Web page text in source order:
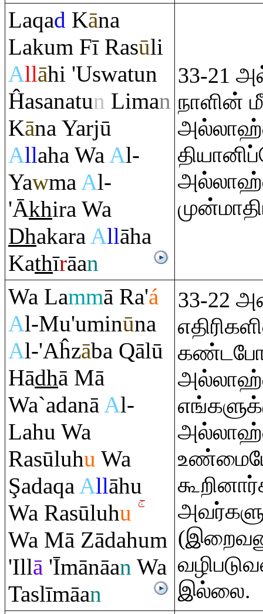
Laqad Kāna
Lakum Fī Rasūli
Allāhi 'Uswatun
Ĥasanatun Liman
Kāna Yarjū
Allaha WaAl-
YawmaAl-
'Ākhira Wa
DhakaraAllāha
Kathīrāan
33-21
நாளின்
Wa Lammā Ra'á
Al-Mu'uminūna
Al-'Aĥzāba Qālū
Hādhā Mā
Wa`adanāAl-
Lahu Wa
Rasūluhu Wa
ŞadaqaAllāhu
Wa Rasūluhu
Wa Mā Zādahum
'Illā 'Īmānāan Wa
Taslīmāan
33-22
இல்லை.